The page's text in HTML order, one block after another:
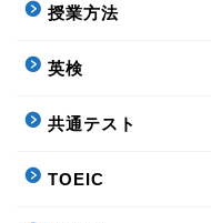
授業方法
英検
共通テスト
TOEIC